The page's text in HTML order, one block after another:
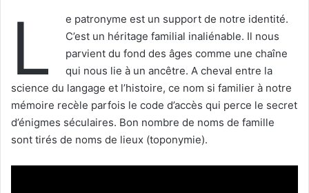
L
e patronyme est un support de notre identité.
C’est un héritage familial inaliénable. Il nous
parvient du fond des âges comme une chaîne
qui nous lie à un ancêtre. A cheval entre la
science du langage et l’histoire, ce nom si familier à notre
mémoire recèle parfois le code d’accès qui perce le secret
d’énigmes séculaires. Bon nombre de noms de famille
sont tirés de noms de lieux (toponymie).